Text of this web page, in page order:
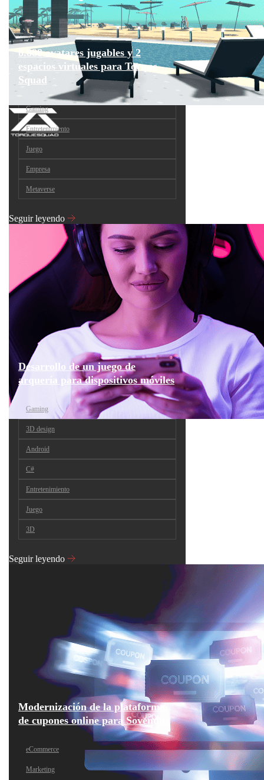
8.888 avatares jugables y 2
espacios virtuales para Torque
Squad
Gaming
Entretenimiento
Juego
Empresa
Metaverse
Seguir leyendo
Desarrollo de un juego de
arquería para dispositivos móviles
Gaming
3D design
Android
C#
Entretenimiento
Juego
3D
Seguir leyendo
Modernización de la plataforma
de cupones online para Sovendus
eCommerce
Marketing